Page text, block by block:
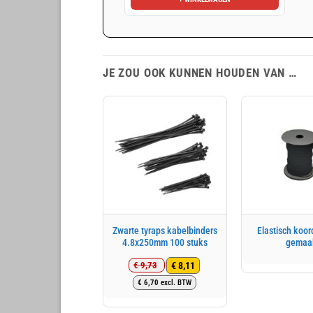
JE ZOU OOK KUNNEN HOUDEN VAN …
Zwarte tyraps kabelbinders
4.8x250mm 100 stuks
€9,73
Oorspronkelijke
prijs
€8,11
Huidige
prijs
€ 6,70 excl. BTW
Elastisch